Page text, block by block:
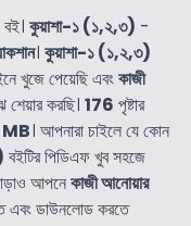
কুয়াশা-১ (১,২,৩) -
। কুয়াশা-১ (১,২,৩)
খুজে পেয়েছি এবংকাজী
করছি। 176 পৃষ্টার
MB। আপনারা চাইলে যে কোন
বইটির পিডিএফ খুব সহজে
আপনেকাজী আনোয়ার
এবং ডাউনলোড করতে